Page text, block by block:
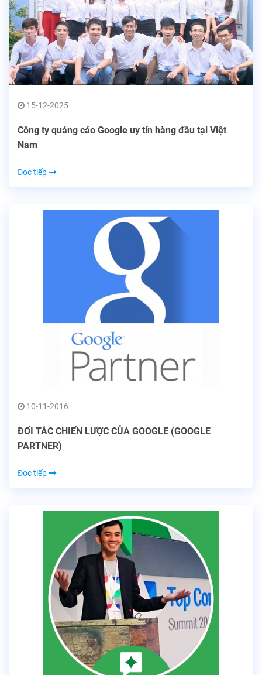
15-12-2025
Công ty quảng cáo Google uy tín hàng đầu tại Việt
Nam
Đọc tiếp
10-11-2016
ĐỐI TÁC CHIẾN LƯỢC CỦA GOOGLE (GOOGLE
PARTNER)
Đọc tiếp